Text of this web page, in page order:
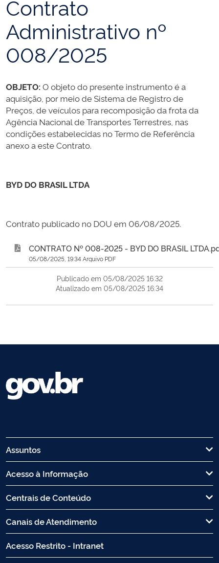
Contrato
Administrativo nº
008/2025
OBJETO: O objeto do presente instrumento é a
aquisição, por meio de Sistema de Registro de
Preços, de veículos para recomposição da frota da
Agência Nacional de Transportes Terrestres, nas
condições estabelecidas no Termo de Referência
anexo a este Contrato.
BYD DO BRASIL LTDA
Contrato publicado no DOU em 06/08/2025.
CONTRATO Nº 008-2025 - BYD DO BRASIL
05/08/2025, 19:34 Arquivo PDF
Publicado em 05/08/2025 16:32
Atualizado em 05/08/2025 16:34
Assuntos
Acesso à Informação
Centrais de Conteúdo
Canais de Atendimento
Acesso Restrito - Intranet